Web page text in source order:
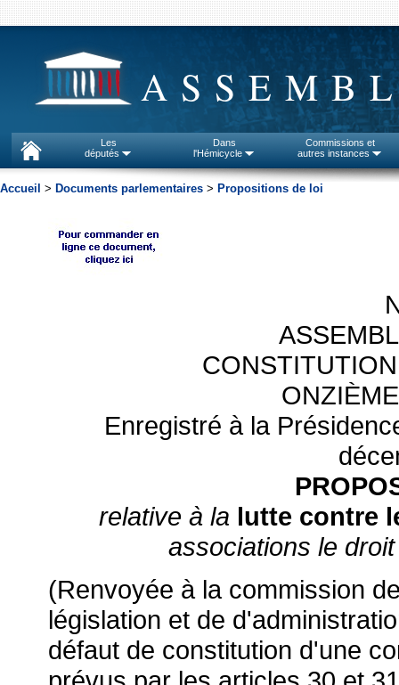
Les
députés
Dans
l'Hémicycle
Commissions et
autres instances
Accueil > Documents parlementaires > Propositions de loi
Enregistré à la
relative à la lutte contre
associations le
(Renvoyée à la commission
législation et de
défaut de constitution d'une